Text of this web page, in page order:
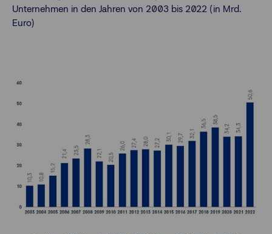
Unternehmen in den Jahren von 2003 bis 2022 (in Mrd.
Euro)